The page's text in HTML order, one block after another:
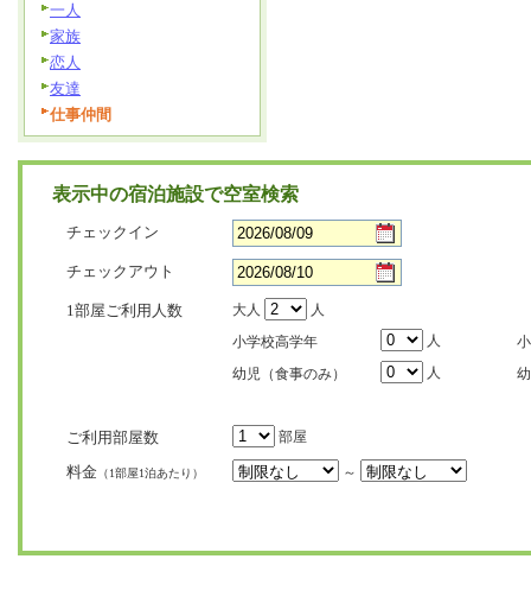
一人
家族
恋人
友達
仕事仲間
表示中の宿泊施設で空室検索
チェックイン
チェックアウト
1部屋ご利用人数 大人
人
小学校高学年
人
幼児（食事のみ）
人
ご利用部屋数 部屋
料金 （1部屋1泊あたり） ～